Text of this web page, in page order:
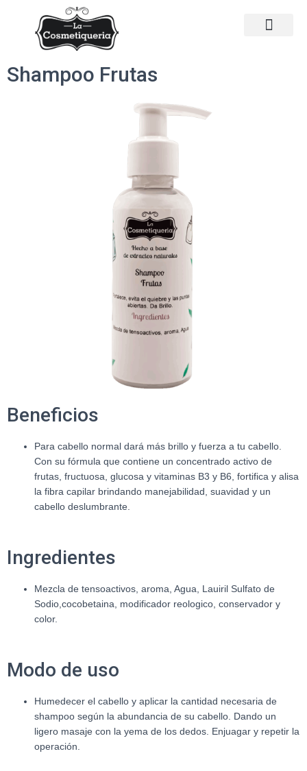
Shampoo Frutas
Beneficios
Para cabello normal dará más brillo y fuerza a tu cabello.
Con su fórmula que contiene un concentrado activo de
frutas, fructuosa, glucosa y vitaminas B3 y B6, fortifica y alisa
la fibra capilar brindando manejabilidad, suavidad y un
cabello deslumbrante.
Ingredientes
Mezcla de tensoactivos, aroma, Agua, Lauiril Sulfato de
Sodio,cocobetaina, modificador reologico, conservador y
color.
Modo de uso
Humedecer el cabello y aplicar la cantidad necesaria de
shampoo según la abundancia de su cabello. Dando un
ligero masaje con la yema de los dedos. Enjuagar y repetir la
operación.